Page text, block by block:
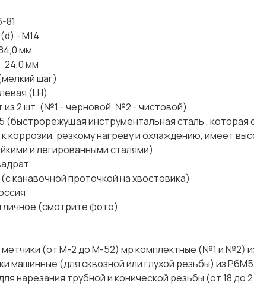
- М14
мм
мм
шаг)
(LH)
(№1 - черновой, №2 - чистовой)
инструментальная сталь , которая
коррозии, резкому нагреву и охлаждению, имеет
и легированными сталями)
проточкой на хвостовика)
(смотрите фото),
(от М-2 до М-52) мр комплектные (№1 и №2)
машинные (для сквозной или глухой резьбы) из
нарезания трубной и конической резьбы (от 18 до